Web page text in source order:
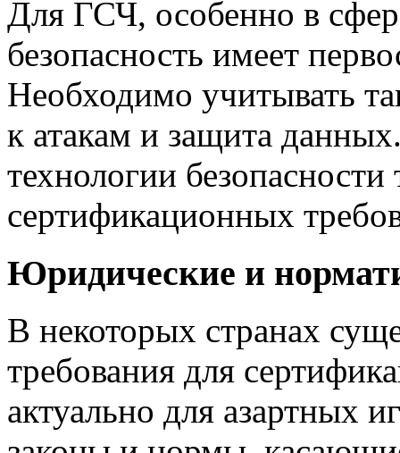
Для ГСЧ, особенно в
безопасность имеет
Необходимо учитывать
к атакам и защита
технологии
сертификационных
Юридические и
В некоторых странах
требования для
актуально для азартных